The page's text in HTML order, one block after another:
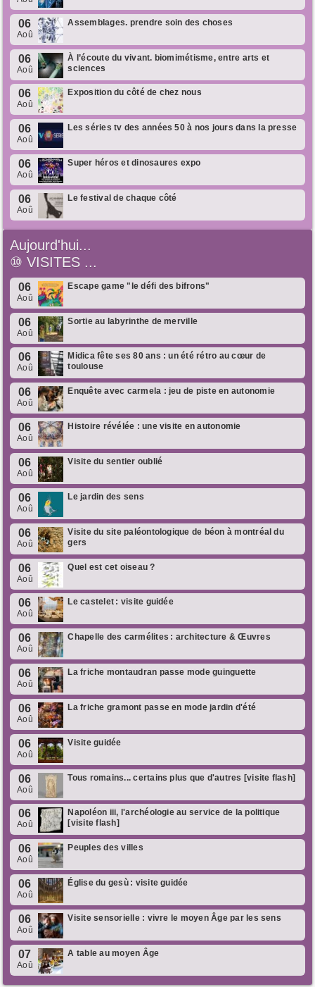
06
Aoû
Assemblages. prendre soin des choses
06
Aoû
À l’écoute du vivant. biomimétisme, entre arts et
sciences
06
Aoû
Exposition du côté de chez nous
06
Aoû
Les séries tv des années 50 à nos jours dans la presse
06
Aoû
Super héros et dinosaures expo
06
Aoû
Le festival de chaque côté
Aujourd'hui...
⑩VISITES ...
06
Aoû
Escape game "le défi des bifrons"
06
Aoû
Sortie au labyrinthe de merville
06
Aoû
Midica fête ses 80 ans : un été rétro au cœur de
toulouse
06
Aoû
Enquête avec carmela : jeu de piste en autonomie
06
Aoû
Histoire révélée : une visite en autonomie
06
Aoû
Visite du sentier oublié
06
Aoû
Le jardin des sens
06
Aoû
Visite du site paléontologique de béon à montréal du
gers
06
Aoû
Quel est cet oiseau ?
06
Aoû
Le castelet : visite guidée
06
Aoû
Chapelle des carmélites : architecture & Œuvres
06
Aoû
La friche montaudran passe mode guinguette
06
Aoû
La friche gramont passe en mode jardin d'été
06
Aoû
Visite guidée
06
Aoû
Tous romains... certains plus que d'autres [visite flash]
06
Aoû
Napoléon iii, l'archéologie au service de la politique
[visite flash]
06
Aoû
Peuples des villes
06
Aoû
Église du gesù : visite guidée
06
Aoû
Visite sensorielle : vivre le moyen Âge par les sens
07
Aoû
A table au moyen Âge